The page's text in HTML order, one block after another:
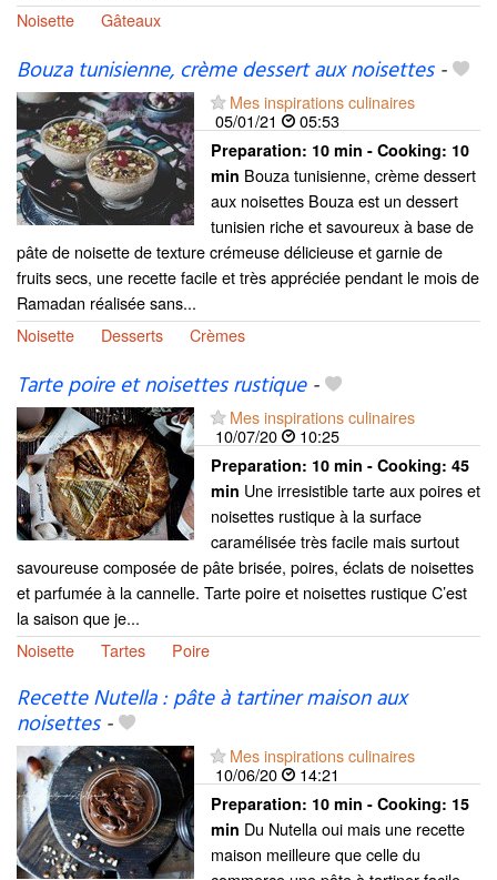
Noisette
Gâteaux
Bouza tunisienne, crème dessert aux noisettes-
Mes inspirations culinaires
05/01/21
05:53
Preparation: 10 min - Cooking: 10
min Bouza tunisienne, crème dessert
aux noisettes Bouza est un dessert
tunisien riche et savoureux à base de
pâte de noisette de texture crémeuse délicieuse et garnie de
fruits secs, une recette facile et très appréciée pendant le mois de
Ramadan réalisée sans...
Noisette
Desserts Crèmes
Tarte poire et noisettes rustique-
Mes inspirations culinaires
10/07/20
10:25
Preparation: 10 min - Cooking: 45
min Une irresistible tarte aux poires et
noisettes rustique à la surface
caramélisée très facile mais surtout
savoureuse composée de pâte brisée, poires, éclats de noisettes
et parfumée à la cannelle. Tarte poire et noisettes rustique C’est
la saison que je...
Noisette
Tartes Poire
Recette Nutella : pâte à tartiner maison aux
noisettes-
Mes inspirations culinaires
10/06/20
14:21
Preparation: 10 min - Cooking: 15
min Du Nutella oui mais une recette
maison meilleure que celle du